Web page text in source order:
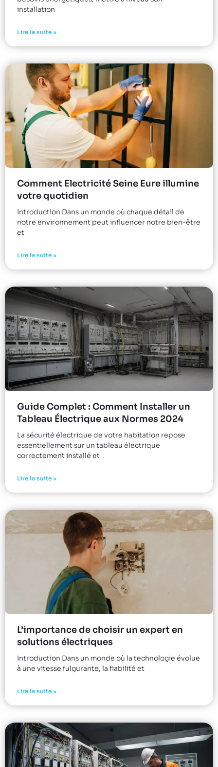
installation
Lire la suite »
Comment Electricité Seine Eure illumine
votre quotidien
Introduction Dans un monde où chaque détail de
notre environnement peut influencer notre bien-être
et
Lire la suite »
Guide Complet : Comment Installer un
Tableau Électrique aux Normes 2024
La sécurité électrique de votre habitation repose
essentiellement sur un tableau électrique
correctement installé et
Lire la suite »
L’importance de choisir un expert en
solutions électriques
Introduction Dans un monde où la technologie évolue
à une vitesse fulgurante, la fiabilité et
Lire la suite »